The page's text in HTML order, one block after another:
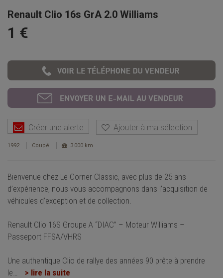
Renault Clio 16s GrA 2.0 Williams
1 €
Créer une alerte Ajouter à ma sélection
1992 Coupé 3 000 km
Bienvenue chez Le Corner Classic, avec plus de 25 ans
d’expérience, nous vous accompagnons dans l’acquisition de
véhicules d’exception et de collection.
Renault Clio 16S Groupe A “DIAC” – Moteur Williams –
Passeport FFSA/VHRS
Une authentique Clio de rallye des années 90 prête à prendre
le
> lire la suite